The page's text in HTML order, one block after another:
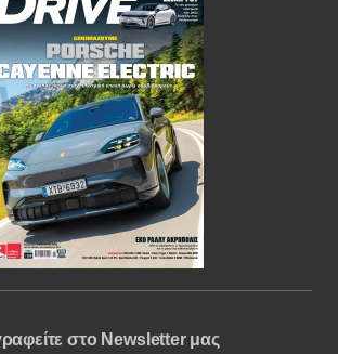
στο Newsletter μας